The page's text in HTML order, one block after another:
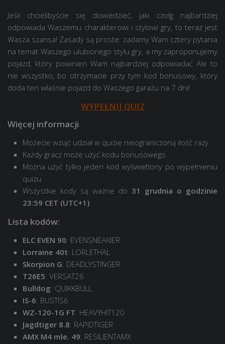
Jeśli chcielibyście się dowiedzieć, jaki czołg najbardziej
odpowiada Waszemu charakterowi i stylowi gry, to teraz jest
Wasza szansa! Zasady są proste: zadamy Wam cztery pytania
na temat Waszego ulubionego stylu gry, a my zaproponujemy
pojazd, który powinien Wam najbardziej odpowiadać Ale to
nie wszystko, bo otrzymacie przy tym kod bonusowy, który
doda ten właśnie pojazd do Waszego garażu na 7 dni!
WYPEŁNIJ QUIZ
Więcej informacji
Możecie wziąć udział w quizie nieograniczoną ilość razy.
Każdy gracz może użyć kodu bonusowego.
Można użyć tylko jeden kod wyświetlony po wypełnieniu
quizu.
Wszystkie kody są ważne do 31 grudnia o godzinie
23:59 CET (UTC+1)
Lista kodów:
ELC EVEN 90: EVENSNEAKIER
Lorraine 40t: LORLETHAL
Skorpion G: DEADLYSTINGER
T26E5: VERSAT26
Bulldog: QUIKKBULL
IS-6: BUSTIS6
WZ-120-1G FT: HEAVYHIT120
Jagdtiger 8.8: RAPIDTIGER
AMX M4 mle. 49: RESILIENTAMX